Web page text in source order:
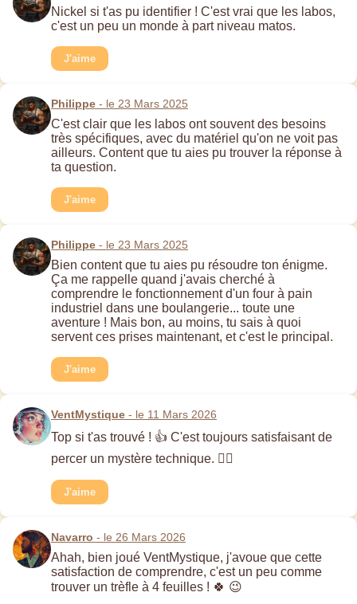
Nickel si t'as pu identifier ! C'est vrai que les labos,
c'est un peu un monde à part niveau matos.
J'aime
Philippe - le 23 Mars 2025
C'est clair que les labos ont souvent des besoins
très spécifiques, avec du matériel qu'on ne voit pas
ailleurs. Content que tu aies pu trouver la réponse à
ta question.
J'aime
Philippe - le 23 Mars 2025
Bien content que tu aies pu résoudre ton énigme.
Ça me rappelle quand j'avais cherché à
comprendre le fonctionnement d'un four à pain
industriel dans une boulangerie... toute une
aventure ! Mais bon, au moins, tu sais à quoi
servent ces prises maintenant, et c'est le principal.
J'aime
VentMystique - le 11 Mars 2026
Top si t'as trouvé ! 👍 C'est toujours satisfaisant de
percer un mystère technique. 🕵️‍♂️
J'aime
Navarro - le 26 Mars 2026
Ahah, bien joué VentMystique, j'avoue que cette
satisfaction de comprendre, c'est un peu comme
trouver un trèfle à 4 feuilles ! 🍀 😉